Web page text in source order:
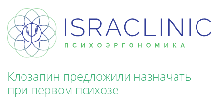
Клозапин предложили назначать
при первом психозе